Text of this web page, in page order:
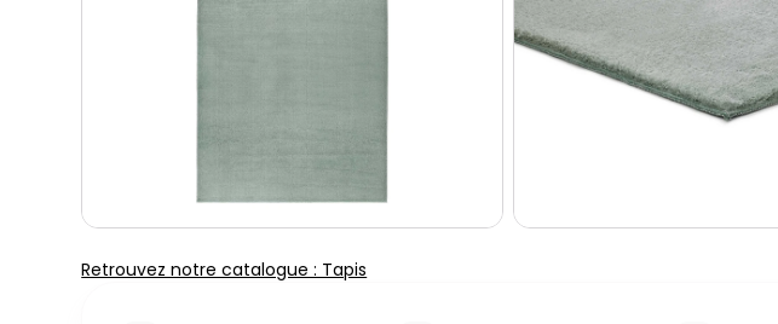
Retrouvez notre catalogue : Tapis